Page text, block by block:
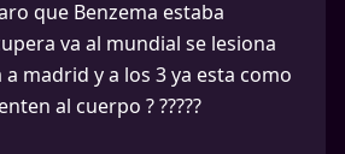
que Benzema estaba
va al mundial se lesiona
madrid y a los 3 ya esta como
al cuerpo ? ?????